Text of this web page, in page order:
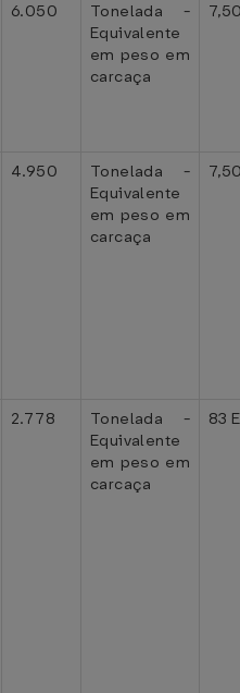
6.050
Tonelada -
Equivalente
em peso em
carcaça
4.950
Tonelada -
Equivalente
em peso em
carcaça
2.778
Tonelada -
Equivalente
em peso em
carcaça
83